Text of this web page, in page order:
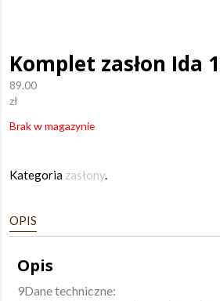
Komplet zasłon Ida
89.00
zł
Brak w magazynie
Kategoria zasłony.
OPIS
Opis
9Dane techniczne: